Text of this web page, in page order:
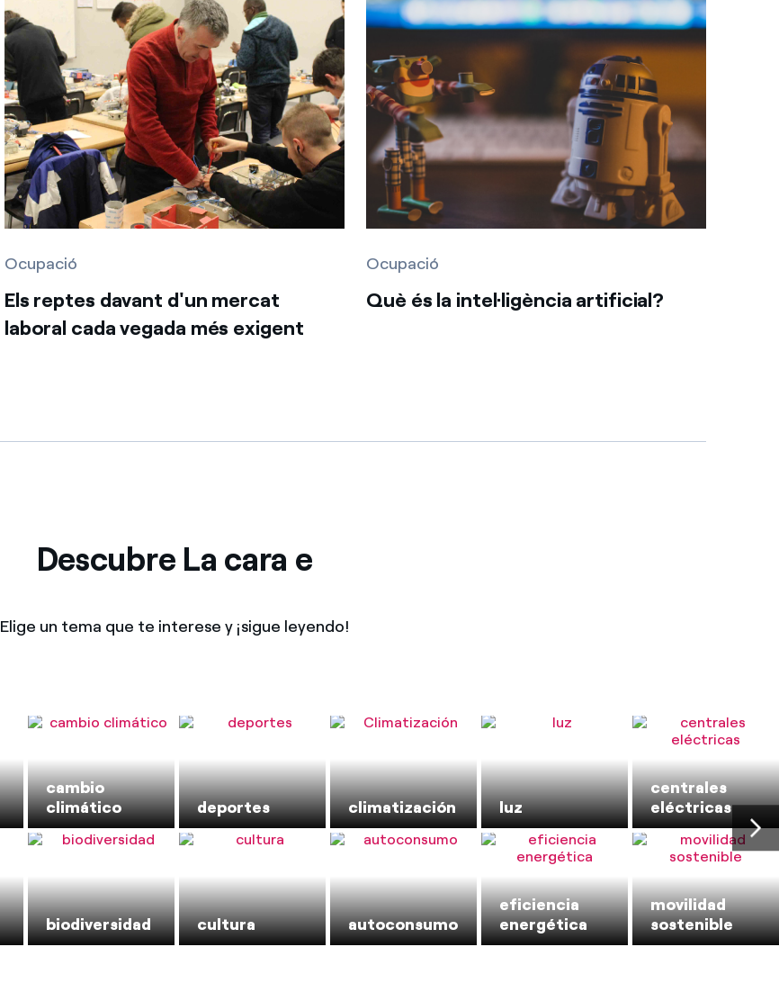
Ocupació
Els reptes davant d'un mercat
laboral cada vegada més exigent
Ocupació
Què és la intel·ligència artificial?
Descubre La cara e
Elige un tema que te interese y ¡sigue leyendo!
cambio
climático
biodiversidad
deportes
cultura
climatización
autoconsumo
luz
eficiencia
energética
centrales
eléctricas
movilidad
sostenible